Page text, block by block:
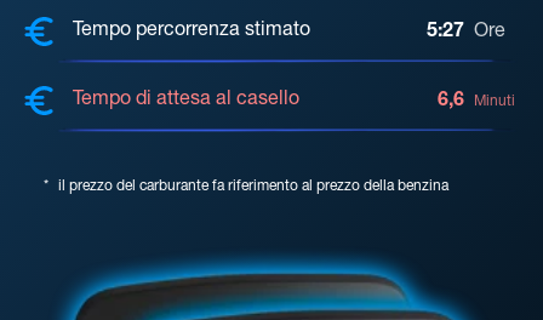
Tempo percorrenza stimato 5:27 Ore
Tempo di attesa al casello 6,6 Minuti
* il prezzo del carburante fa riferimento al prezzo della benzina